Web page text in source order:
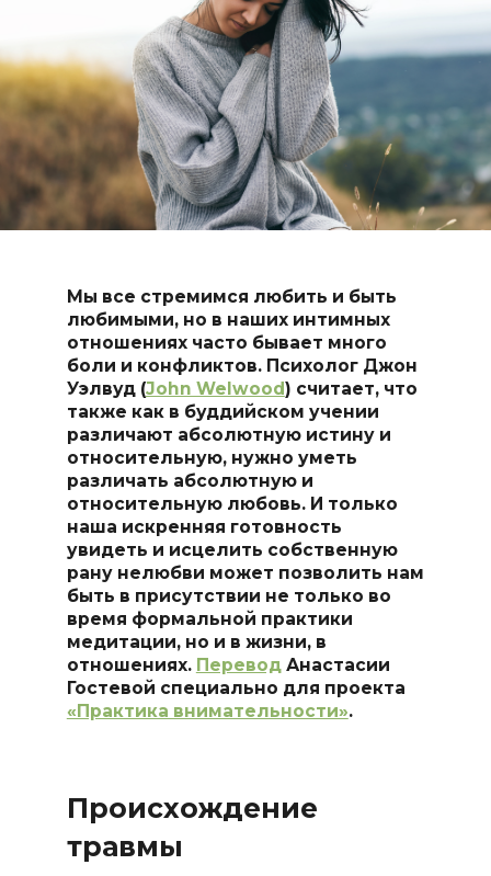
Мы все стремимся любить и быть
любимыми, но в наших интимных
отношениях часто бывает много
боли и конфликтов. Психолог Джон
Уэлвуд (John Welwood) считает, что
также как в буддийском учении
различают абсолютную истину и
относительную, нужно уметь
различать абсолютную и
относительную любовь. И только
наша искренняя готовность
увидеть и исцелить собственную
рану нелюбви может позволить нам
быть в присутствии не только во
время формальной практики
медитации, но и в жизни, в
отношениях. ПереводАнастасии
Гостевой специально для проекта
«Практика внимательности».
Происхождение
травмы